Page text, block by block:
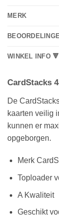
MERK
WINKEL INFO 🔻
CardStacks
De
kaarten veilig
kunnen er
opgeborgen.
Merk
Toploader
A Kwaliteit
Geschikt